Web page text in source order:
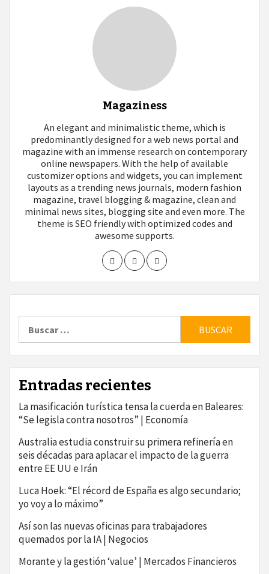
Magaziness
An elegant and minimalistic theme, which is
predominantly designed for a web news portal and
magazine with an immense research on contemporary
online newspapers. With the help of available
customizer options and widgets, you can implement
layouts as a trending news journals, modern fashion
magazine, travel blogging & magazine, clean and
minimal news sites, blogging site and even more. The
theme is SEO friendly with optimized codes and
awesome supports.
Entradas recientes
La masificación turística tensa la cuerda en Baleares:
“Se legisla contra nosotros” | Economía
Australia estudia construir su primera refinería en
seis décadas para aplacar el impacto de la guerra
entre EE UU e Irán
Luca Hoek: “El récord de España es algo secundario;
yo voy a lo máximo”
Así son las nuevas oficinas para trabajadores
quemados por la IA | Negocios
Morante y la gestión ‘value’ | Mercados Financieros